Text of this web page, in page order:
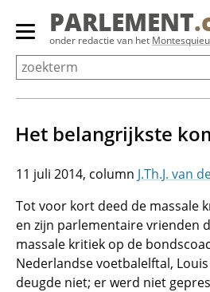
Overslaan
Primair
menu
tonen/verbergen
PARLEMENT
onder redactie van het
Het belangrijkste
11 juli 2014
J.Th.J. van
Tot voor kort deed de massale
en zijn parlementaire vrienden
massale kritiek op de
Nederlandse voetbalelftal,
deugde niet; er werd niet